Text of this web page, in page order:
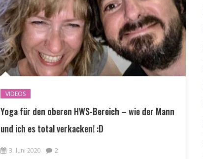
VIDEOS
Yoga für den oberen HWS-Bereich – wie der Mann
und ich es total verkacken! :D
3. Juni 2020 2